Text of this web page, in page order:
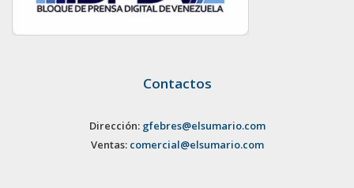
Contactos
Dirección: gfebres@elsumario.com
Ventas: comercial@elsumario.com